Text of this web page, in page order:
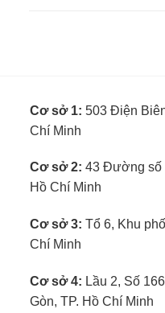
Cơ sở 1: 503 Điện
Chí Minh
Cơ sở 2: 43 Đường số
Hồ Chí Minh
Cơ sở 3: Tổ 6, Khu
Chí Minh
Cơ sở 4: Lầu 2, Số
Gòn, TP. Hồ Chí Minh